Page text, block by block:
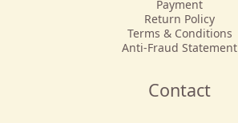
Payment
Return Policy
Terms & Conditions
Anti-Fraud Statement
Contact